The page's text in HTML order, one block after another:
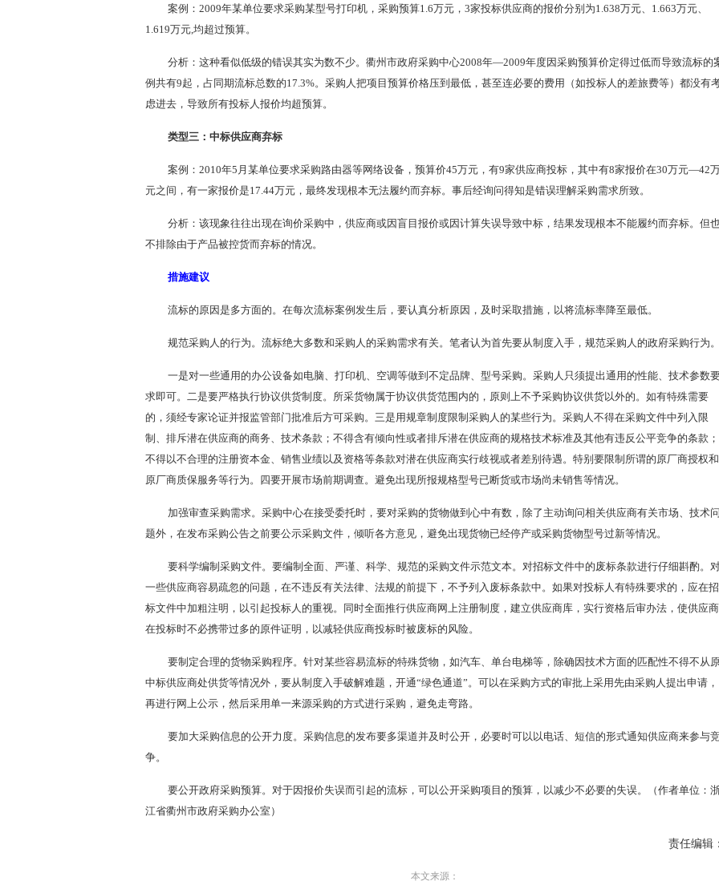
案例：2009年某单位要求采购某型号打印机，采购预算1.6万元，3家投标供应商的报价分别为1.638万元、1.663万元、
1.619万元,均超过预算。
分析：这种看似低级的错误其实为数不少。衢州市政府采购中心2008年—2009年度因采购预算价定得过低而导致流标的
例共有9起，占同期流标总数的17.3%。采购人把项目预算价格压到最低，甚至连必要的费用（如投标人的差旅费等）都没有
虑进去，导致所有投标人报价均超预算。
类型三：中标供应商弃标
案例：2010年5月某单位要求采购路由器等网络设备，预算价45万元，有9家供应商投标，其中有8家报价在30万元—42
元之间，有一家报价是17.44万元，最终发现根本无法履约而弃标。事后经询问得知是错误理解采购需求所致。
分析：该现象往往出现在询价采购中，供应商或因盲目报价或因计算失误导致中标，结果发现根本不能履约而弃标。但
不排除由于产品被控货而弃标的情况。
措施建议
流标的原因是多方面的。在每次流标案例发生后，要认真分析原因，及时采取措施，以将流标率降至最低。
规范采购人的行为。流标绝大多数和采购人的采购需求有关。笔者认为首先要从制度入手，规范采购人的政府采购行为。
一是对一些通用的办公设备如电脑、打印机、空调等做到不定品牌、型号采购。采购人只须提出通用的性能、技术参数
求即可。二是要严格执行协议供货制度。所采货物属于协议供货范围内的，原则上不予采购协议供货以外的。如有特殊需要
的，须经专家论证并报监管部门批准后方可采购。三是用规章制度限制采购人的某些行为。采购人不得在采购文件中列入限
制、排斥潜在供应商的商务、技术条款；不得含有倾向性或者排斥潜在供应商的规格技术标准及其他有违反公平竞争的条款；
不得以不合理的注册资本金、销售业绩以及资格等条款对潜在供应商实行歧视或者差别待遇。特别要限制所谓的原厂商授权和
原厂商质保服务等行为。四要开展市场前期调查。避免出现所报规格型号已断货或市场尚未销售等情况。
加强审查采购需求。采购中心在接受委托时，要对采购的货物做到心中有数，除了主动询问相关供应商有关市场、技术问
题外，在发布采购公告之前要公示采购文件，倾听各方意见，避免出现货物已经停产或采购货物型号过新等情况。
要科学编制采购文件。要编制全面、严谨、科学、规范的采购文件示范文本。对招标文件中的废标条款进行仔细斟酌。
一些供应商容易疏忽的问题，在不违反有关法律、法规的前提下，不予列入废标条款中。如果对投标人有特殊要求的，应在招
标文件中加粗注明，以引起投标人的重视。同时全面推行供应商网上注册制度，建立供应商库，实行资格后审办法，使供应商
在投标时不必携带过多的原件证明，以减轻供应商投标时被废标的风险。
要制定合理的货物采购程序。针对某些容易流标的特殊货物，如汽车、单台电梯等，除确因技术方面的匹配性不得不从
中标供应商处供货等情况外，要从制度入手破解难题，开通“绿色通道”。可以在采购方式的审批上采用先由采购人提出申请，
再进行网上公示，然后采用单一来源采购的方式进行采购，避免走弯路。
要加大采购信息的公开力度。采购信息的发布要多渠道并及时公开，必要时可以以电话、短信的形式通知供应商来参与
争。
要公开政府采购预算。对于因报价失误而引起的流标，可以公开采购项目的预算，以减少不必要的失误。（作者单位：
江省衢州市政府采购办公室）
责任编辑：
本文来源：